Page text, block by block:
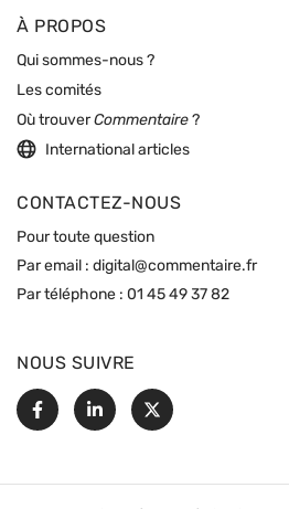
À PROPOS
Qui sommes-nous ?
Les comités
Où trouverCommentaire ?
International articles
CONTACTEZ-NOUS
Pour toute question
Par email : digital@commentaire.fr
Par téléphone : 01 45 49 37 82
NOUS SUIVRE
FacebookLinkedin
X